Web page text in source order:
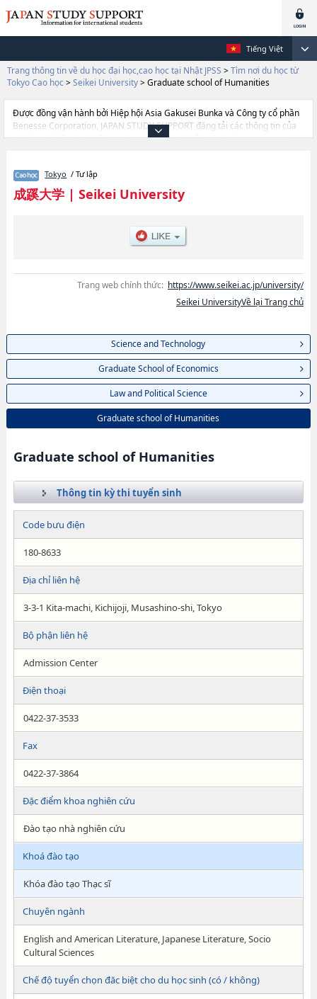
Tiếng Việt
Trang thông tin về du học đại học,cao học tại Nhật JPSS > Tìm nơi du học từ
Tokyo Cao học > Seikei University> Graduate school of Humanities
Được đồng vận hành bởi Hiệp hội Asia Gakusei Bunka và Công ty cổ phần
Benesse Corporation, JAPAN STUDY SUPPORT đăng tải các thông tin của
khoảng 1.300 trường đại học, cao học, trường đại học ngắn hạn, trường
thiết dành cho du học sinh, như là về các Science and
TechnologyhoặcGraduate School of EconomicshoặcLaw and Political
SciencehoặcGraduate school of Humanities, thông tin về từng khoa
lượng trúng tuyển, cở sở trang thiết bị, hướng dẫn địa điểm v.v...
Tokyo / Tư lập
成蹊大学| Seikei University
Trang web chính thức: https://www.seikei.ac.jp/university/
Seikei UniversityVề lại Trang chủ
Science and Technology
Graduate School of Economics
Law and Political Science
Graduate school of Humanities
Graduate school of Humanities
Thông tin kỳ thi tuyển sinh
Code bưu điện
180-8633
Địa chỉ liên hệ
3-3-1 Kita-machi, Kichijoji, Musashino-shi, Tokyo
Bộ phận liên hệ
Admission Center
Điện thoại
0422-37-3533
Fax
0422-37-3864
Đặc điểm khoa nghiên cứu
Đào tạo nhà nghiên cứu
Khoá đào tạo
Khóa đào tạo Thạc sĩ
Chuyên ngành
English and American Literature, Japanese Literature, Socio
Cultural Sciences
Chế độ tuyển chọn đăc biệt cho du học sinh (có / không)